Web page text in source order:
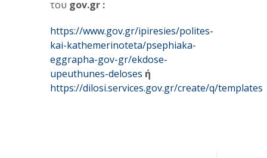
του gov.gr :
https://www.gov.gr/ipiresies/polites-
kai-kathemerinoteta/psephiaka-
eggrapha-gov-gr/ekdose-
upeuthunes-deloses ή
https://dilosi.services.gov.gr/create/q/templates